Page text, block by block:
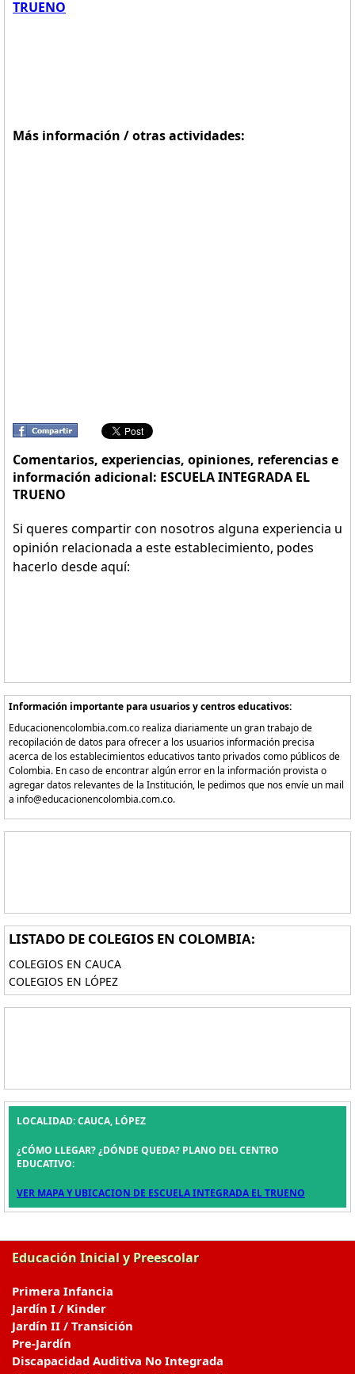
TRUENO
Más información / otras actividades:
Comentarios, experiencias, opiniones, referencias e
información adicional: ESCUELA INTEGRADA EL
TRUENO
Si queres compartir con nosotros alguna experiencia u
opinión relacionada a este establecimiento, podes
hacerlo desde aquí:
Información importante para usuarios y centros educativos:
Educacionencolombia.com.co realiza diariamente un gran trabajo de
recopilación de datos para ofrecer a los usuarios información precisa
acerca de los establecimientos educativos tanto privados como públicos de
Colombia. En caso de encontrar algún error en la información provista o
agregar datos relevantes de la Institución, le pedimos que nos envíe un mail
a info@educacionencolombia.com.co.
LISTADO DE COLEGIOS EN COLOMBIA:
COLEGIOS EN CAUCA
COLEGIOS EN LÓPEZ
LOCALIDAD: CAUCA, LÓPEZ
¿CÓMO LLEGAR? ¿DÓNDE QUEDA? PLANO DEL CENTRO
EDUCATIVO:
VER MAPA Y UBICACION DE ESCUELA INTEGRADA EL TRUENO
Educación Inicial y Preescolar
Primera Infancia
Jardín I / Kinder
Jardín II / Transición
Pre-Jardín
Discapacidad Auditiva No Integrada